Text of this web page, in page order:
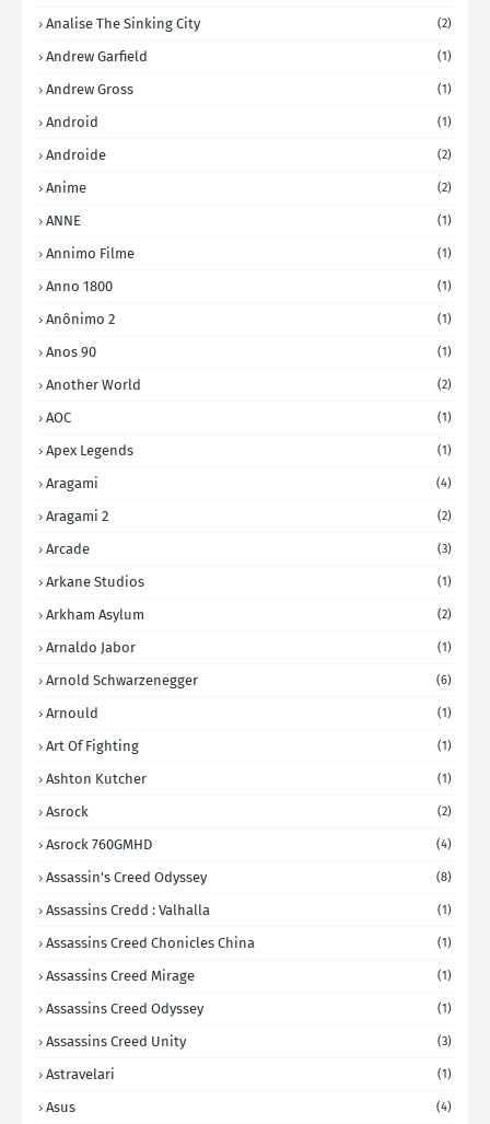
Analise The Sinking City (2)
Andrew Garfield (1)
Andrew Gross (1)
Android (1)
Androide (2)
Anime (2)
ANNE (1)
Annimo Filme (1)
Anno 1800 (1)
Anônimo 2 (1)
Anos 90 (1)
Another World (2)
AOC (1)
Apex Legends (1)
Aragami (4)
Aragami 2 (2)
Arcade (3)
Arkane Studios (1)
Arkham Asylum (2)
Arnaldo Jabor (1)
Arnold Schwarzenegger (6)
Arnould (1)
Art Of Fighting (1)
Ashton Kutcher (1)
Asrock (2)
Asrock 760GMHD (4)
Assassin's Creed Odyssey (8)
Assassins Credd : Valhalla (1)
Assassins Creed Chonicles China (1)
Assassins Creed Mirage (1)
Assassins Creed Odyssey (1)
Assassins Creed Unity (3)
Astravelari (1)
Asus (4)